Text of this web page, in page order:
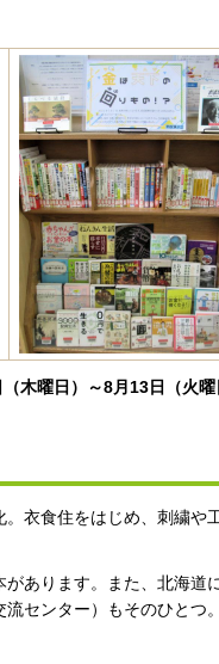
木曜日）～8月13日（火曜
衣食住をはじめ、刺繍や
あります。また、北海道
センター）もそのひとつ